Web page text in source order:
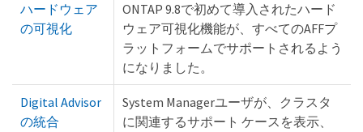
ハードウェア
の可視化
ONTAP 9.8で初めて導入されたハード
ウェア可視化機能が、すべてのAFFプ
ラットフォームでサポートされるよう
になりました。
Digital Advisor
の統合
System Managerユーザが、クラスタ
に関連するサポート ケースを表示、